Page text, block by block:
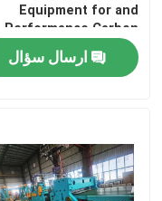
Equipment for and
Performance Carbon
Steel
ارسال سؤال